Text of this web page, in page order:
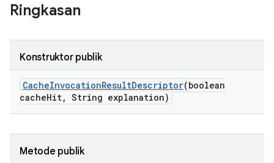
Ringkasan
Konstruktor publik
CacheInvocationResultDescriptor(boolean
cacheHit, String explanation)
Metode publik